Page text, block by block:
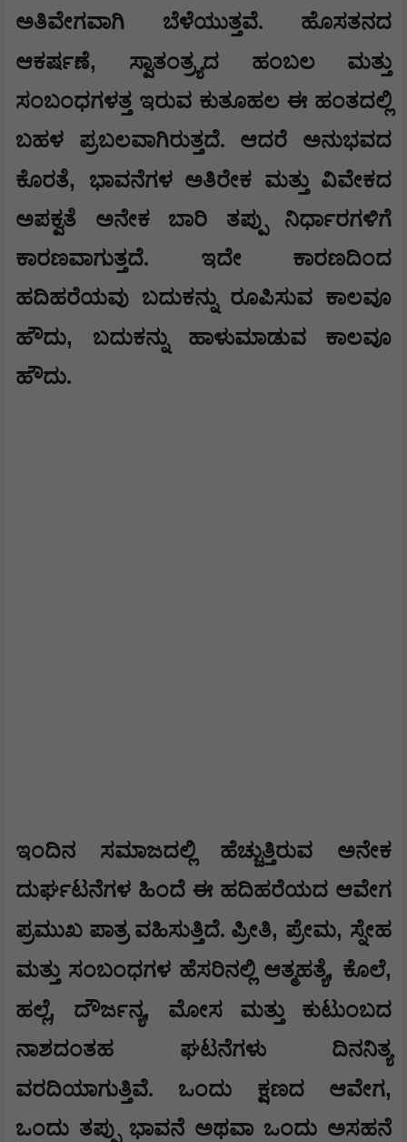
ಅತಿವೇಗವಾಗಿ ಬೆಳೆಯುತ್ತವೆ. ಹೊಸತನದ
ಆಕರ್ಷಣೆ, ಸ್ವಾತಂತ್ರ್ಯದ ಹಂಬಲ ಮತ್ತು
ಸಂಬಂಧಗಳತ್ತ ಇರುವ ಕುತೂಹಲ ಈ ಹಂತದಲ್ಲಿ
ಬಹಳ ಪ್ರಬಲವಾಗಿರುತ್ತದೆ. ಆದರೆ ಅನುಭವದ
ಕೊರತೆ, ಭಾವನೆಗಳ ಅತಿರೇಕ ಮತ್ತು ವಿವೇಕದ
ಅಪಕ್ವತೆ ಅನೇಕ ಬಾರಿ ತಪ್ಪು ನಿರ್ಧಾರಗಳಿಗೆ
ಕಾರಣವಾಗುತ್ತದೆ. ಇದೇ ಕಾರಣದಿಂದ
ಹದಿಹರೆಯವು ಬದುಕನ್ನು ರೂಪಿಸುವ ಕಾಲವೂ
ಹೌದು, ಬದುಕನ್ನು ಹಾಳುಮಾಡುವ ಕಾಲವೂ
ಹೌದು.
ಇಂದಿನ ಸಮಾಜದಲ್ಲಿ ಹೆಚ್ಚುತ್ತಿರುವ ಅನೇಕ
ದುರ್ಘಟನೆಗಳ ಹಿಂದೆ ಈ ಹದಿಹರೆಯದ ಆವೇಗ
ಪ್ರಮುಖ ಪಾತ್ರ ವಹಿಸುತ್ತಿದೆ. ಪ್ರೀತಿ, ಪ್ರೇಮ, ಸ್ನೇಹ
ಮತ್ತು ಸಂಬಂಧಗಳ ಹೆಸರಿನಲ್ಲಿ ಆತ್ಮಹತ್ಯೆ, ಕೊಲೆ,
ಹಲ್ಲೆ, ದೌರ್ಜನ್ಯ, ಮೋಸ ಮತ್ತು ಕುಟುಂಬದ
ನಾಶದಂತಹ ಘಟನೆಗಳು ದಿನನಿತ್ಯ
ವರದಿಯಾಗುತ್ತಿವೆ. ಒಂದು ಕ್ಷಣದ ಆವೇಗ,
ಒಂದು ತಪ್ಪು ಭಾವನೆ ಅಥವಾ ಒಂದು ಅಸಹನೆ